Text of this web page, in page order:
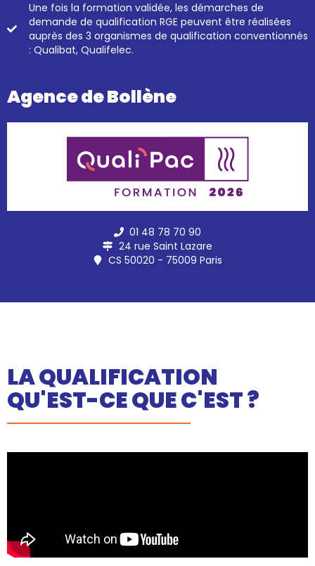
Une fois la formation validée, les démarches de
demande de qualification RGE peuvent être réalisées
auprès des 3 organismes de qualification conventionnés
: Qualibat, Qualifelec.
Agence de Bollène
01 48 78 70 90
24 rue Saint Lazare
CS 50020 - 75009 Paris
LA QUALIFICATION
QU'EST-CE QUE C'EST ?